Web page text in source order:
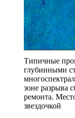
Типичные
глубинными
зоне разрыва
ремонта.
звездочкой